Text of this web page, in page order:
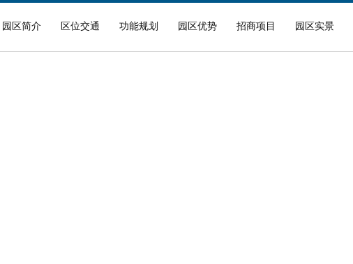
园区简介 区位交通 功能规划 园区优势 招商项目 园区实景